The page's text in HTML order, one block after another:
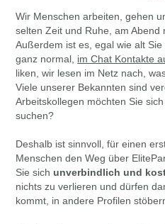
Wir Menschen arbeiten, gehen
selten Zeit und Ruhe, am Abend
Außerdem ist es, egal wie alt
ganz normal, im Chat Kontakte
liken, wir lesen im Netz nach,
Viele unserer Bekannten sind
Arbeitskollegen möchten Sie
suchen?
Deshalb ist sinnvoll, für einen
Menschen den Weg über
Sie sich unverbindlich und
nichts zu verlieren und dürfen
kommt, in andere Profilen